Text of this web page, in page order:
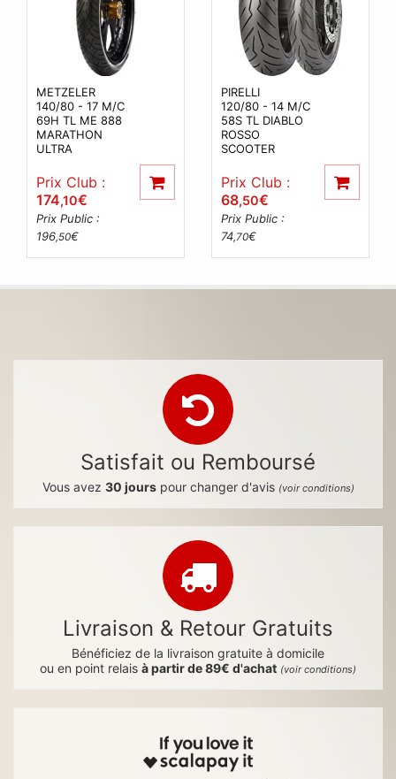
METZELER
140/80 - 17 M/C
69H TL ME 888
MARATHON
ULTRA
Prix Club :
174,10€
Prix Public :
196,50€
PIRELLI
120/80 - 14 M/C
58S TL DIABLO
ROSSO
SCOOTER
Prix Club :
68,50€
Prix Public :
74,70€
Satisfait ou Remboursé
Vous avez 30 jourspour changer d'avis (voir conditions)
Livraison & Retour Gratuits
Bénéficiez de la livraison gratuite à domicile
ou en point relais à partir de 89€ d'achat (voir conditions)